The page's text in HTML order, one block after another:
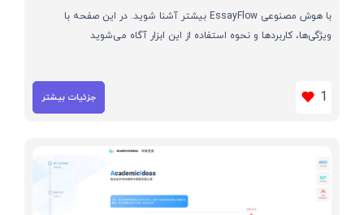
با هوش مصنوعی EssayFlow بیشتر آشنا شوید. در این صفحه با
ویژگی‌ها، کاربردها و نحوه استفاده از این ابزار آگاه می‌شوید
1 جزئیات بیشتر